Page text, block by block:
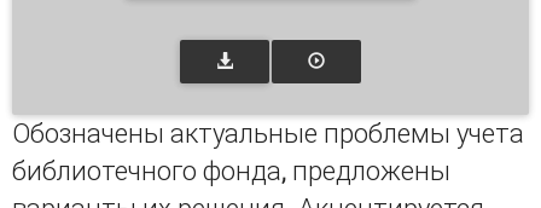
Обозначены актуальные проблемы учета
библиотечного фонда, предложены